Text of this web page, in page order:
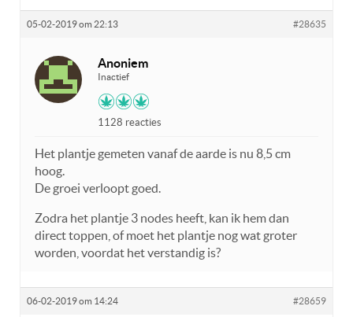
05-02-2019 om 22:13 #28635
Anoniem
Inactief
1128 reacties
Het plantje gemeten vanaf de aarde is nu 8,5 cm
hoog.
De groei verloopt goed.
Zodra het plantje 3 nodes heeft, kan ik hem dan
direct toppen, of moet het plantje nog wat groter
worden, voordat het verstandig is?
06-02-2019 om 14:24 #28659